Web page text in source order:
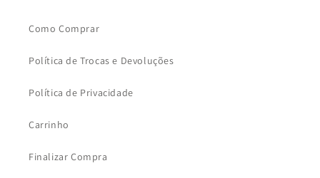
Como Comprar
Política de Trocas e Devoluções
Política de Privacidade
Carrinho
Finalizar Compra